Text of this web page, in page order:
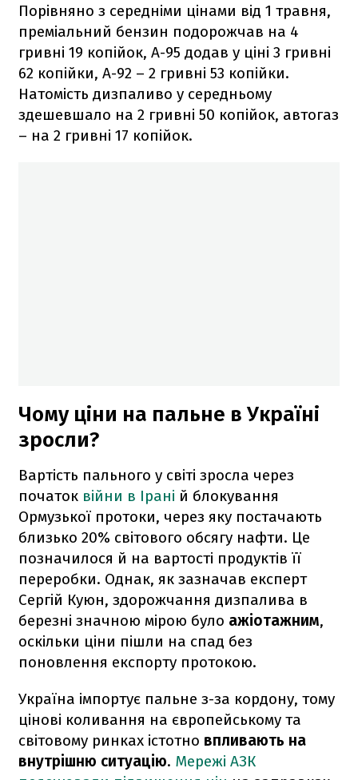
Порівняно з середніми цінами від 1 травня,
преміальний бензин подорожчав на 4
гривні 19 копійок, А-95 додав у ціні 3 гривні
62 копійки, А-92 – 2 гривні 53 копійки.
Натомість дизпаливо у середньому
здешевшало на 2 гривні 50 копійок, автогаз
– на 2 гривні 17 копійок.
Чому ціни на пальне в Україні
зросли?
Вартість пального у світі зросла через
початок війни в Ірані й блокування
Ормузької протоки, через яку постачають
близько 20% світового обсягу нафти. Це
позначилося й на вартості продуктів її
переробки. Однак, як зазначав експерт
Сергій Куюн, здорожчання дизпалива в
березні значною мірою було ажіотажним,
оскільки ціни пішли на спад без
поновлення експорту протокою.
Україна імпортує пальне з-за кордону, тому
цінові коливання на європейському та
світовому ринках істотно впливають на
внутрішню ситуацію. Мережі АЗК